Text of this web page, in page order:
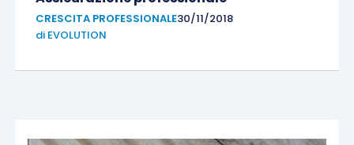
CRESCITA PROFESSIONALE30/11/2018
di EVOLUTION